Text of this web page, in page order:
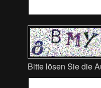
Bitte lösen Sie die